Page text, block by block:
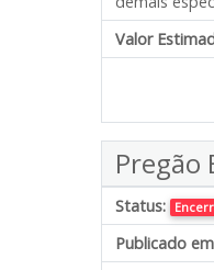
Valor
Pregão
Status:
Publicado